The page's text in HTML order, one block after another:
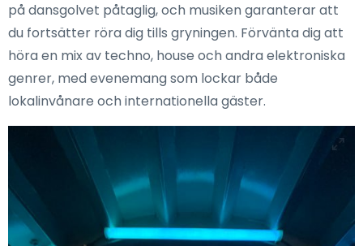
på dansgolvet påtaglig, och musiken garanterar att
du fortsätter röra dig tills gryningen. Förvänta dig att
höra en mix av techno, house och andra elektroniska
genrer, med evenemang som lockar både
lokalinvånare och internationella gäster.